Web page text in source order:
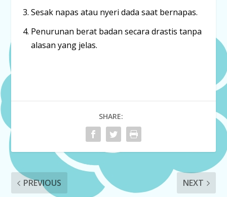
Sesak napas atau nyeri dada saat bernapas.
Penurunan berat badan secara drastis tanpa
alasan yang jelas.
SHARE:
PREVIOUS NEXT